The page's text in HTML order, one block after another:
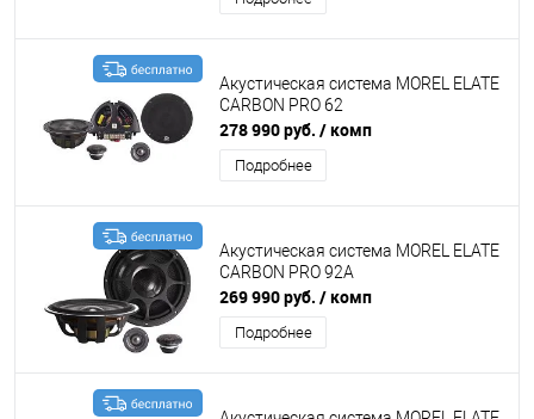
Акустическая система MOREL ELATE
CARBON PRO 62
278 990 руб. / комп
Подробнее
Акустическая система MOREL ELATE
CARBON PRO 92A
269 990 руб. / комп
Подробнее